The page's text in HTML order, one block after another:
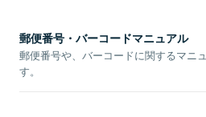
郵便番号・バーコードマニュアル
郵便番号や、バーコードに関するマニ
す。